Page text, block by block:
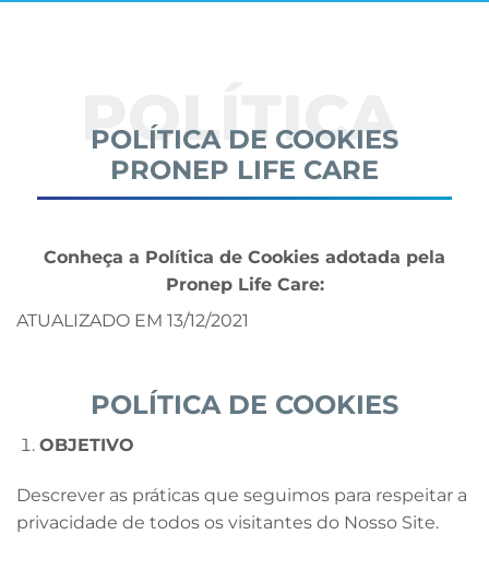
POLÍTICA
POLÍTICA DE COOKIES
PRONEP LIFE CARE
Conheça a Política de Cookies adotada pela
Pronep Life Care:
ATUALIZADO EM 13/12/2021
POLÍTICA DE COOKIES
OBJETIVO
Descrever as práticas que seguimos para respeitar a
privacidade de todos os visitantes do Nosso Site.